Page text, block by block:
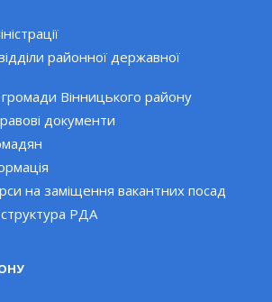
районної державної
громади Вінницького району
документи
на заміщення вакантних посад
структура РДА